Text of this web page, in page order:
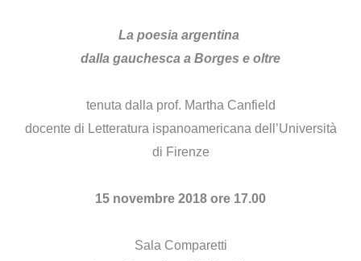
La poesia argentina
dalla gauchesca a Borges e oltre
tenuta dalla prof. Martha Canfield
docente di Letteratura ispanoamericana dell’Università
di Firenze
15 novembre 2018 ore 17.00
Sala Comparetti